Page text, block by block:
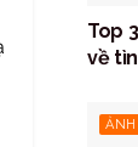
Top
về